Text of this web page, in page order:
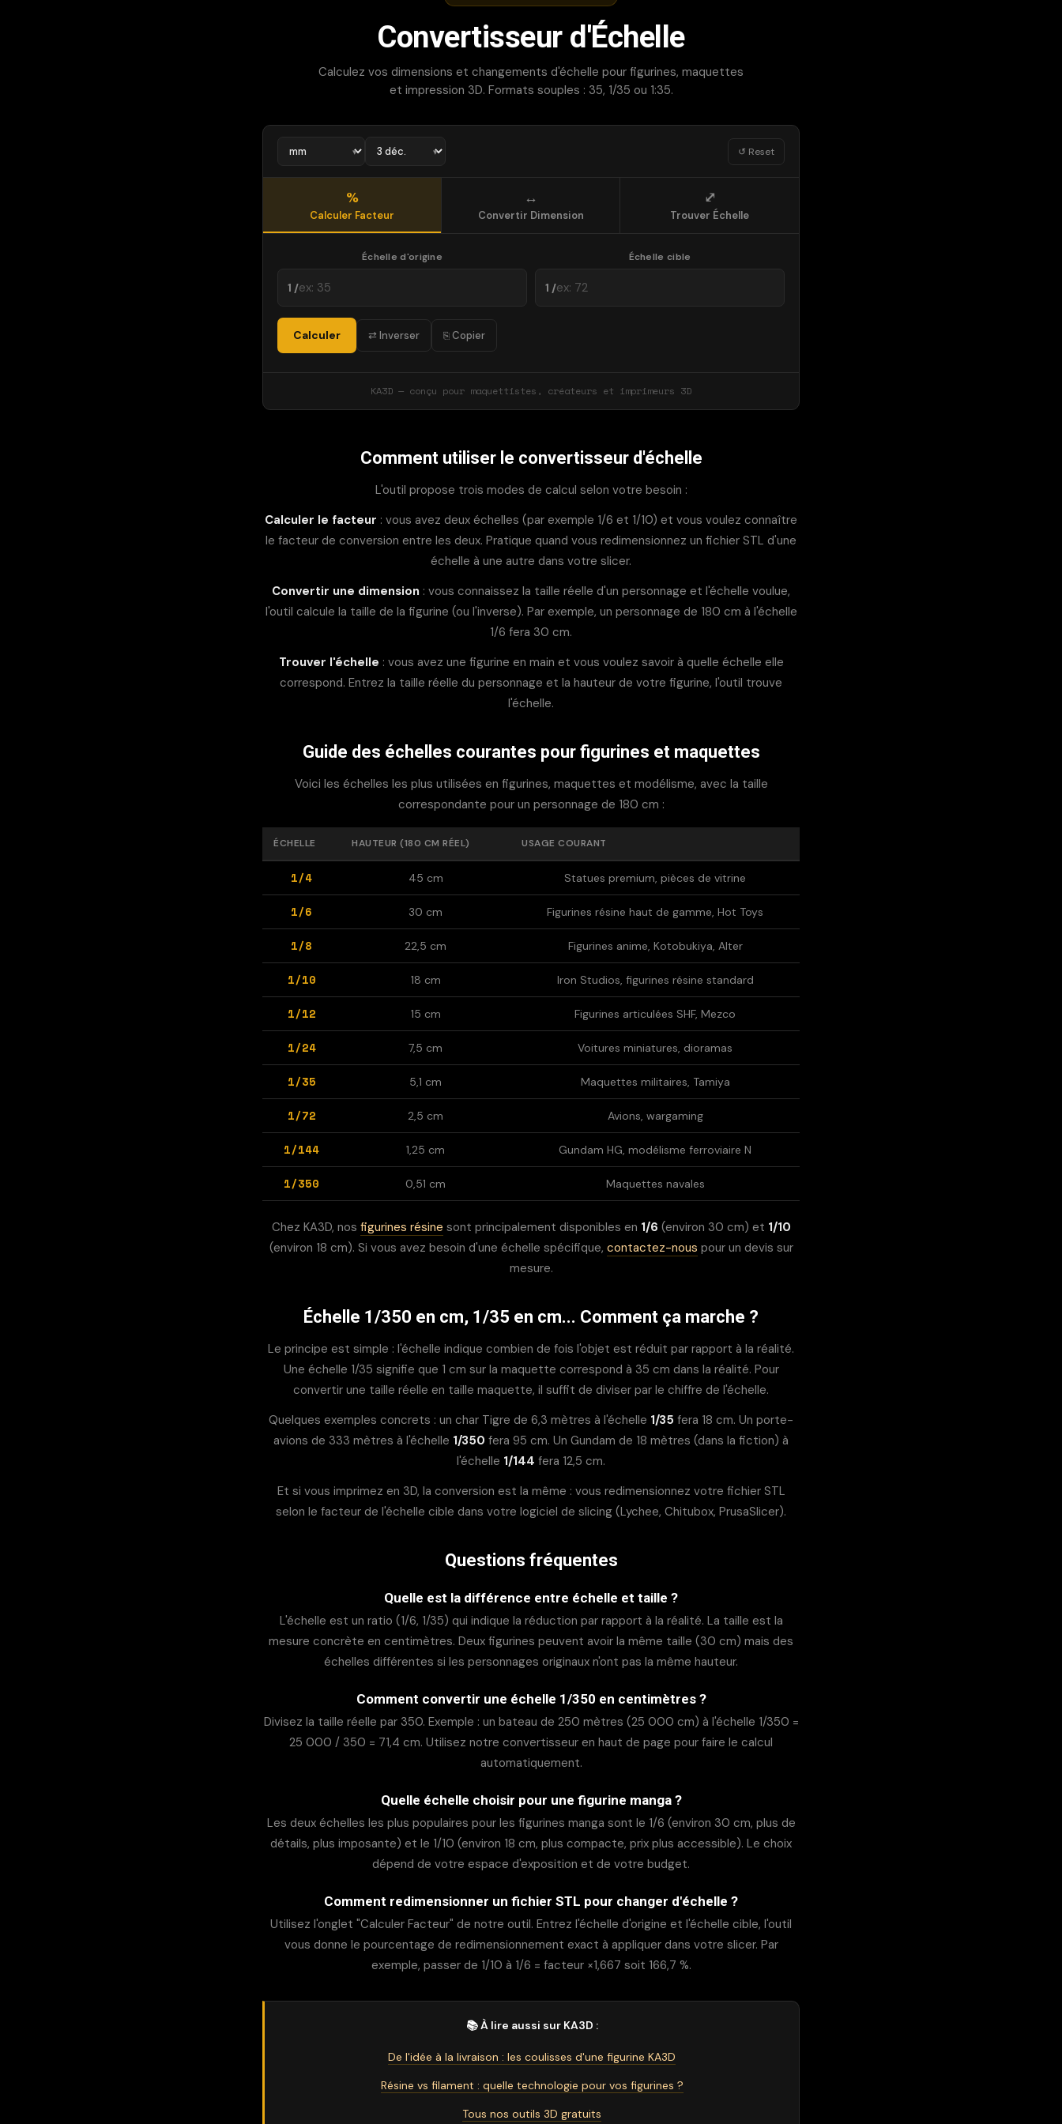
Convertisseur d'Échelle
Calculez vos dimensions et changements d'échelle pour figurines, maquettes
et impression 3D. Formats souples : 35, 1/35 ou 1:35.
↺ Reset
%
Calculer Facteur
↔
Convertir Dimension
⤢
Trouver Échelle
Échelle d'origine
1 /
Échelle cible
1 /
Calculer ⇄ Inverser ⎘ Copier
KA3D — conçu pour maquettistes, créateurs et imprimeurs 3D
Comment utiliser le convertisseur d'échelle
L'outil propose trois modes de calcul selon votre besoin :
Calculer le facteur : vous avez deux échelles (par exemple 1/6 et 1/10) et vous voulez connaître
le facteur de conversion entre les deux. Pratique quand vous redimensionnez un fichier STL d'une
échelle à une autre dans votre slicer.
Convertir une dimension : vous connaissez la taille réelle d'un personnage et l'échelle voulue,
l'outil calcule la taille de la figurine (ou l'inverse). Par exemple, un personnage de 180 cm à l'échelle
1/6 fera 30 cm.
Trouver l'échelle : vous avez une figurine en main et vous voulez savoir à quelle échelle elle
correspond. Entrez la taille réelle du personnage et la hauteur de votre figurine, l'outil trouve
l'échelle.
Guide des échelles courantes pour figurines et maquettes
Voici les échelles les plus utilisées en figurines, maquettes et modélisme, avec la taille
correspondante pour un personnage de 180 cm :
ÉCHELLE HAUTEUR (180 CM RÉEL) USAGE COURANT
1/4 45 cm Statues premium, pièces de vitrine
1/6 30 cm Figurines résine haut de gamme, Hot Toys
1/8 22,5 cm Figurines anime, Kotobukiya, Alter
1/10 18 cm Iron Studios, figurines résine standard
1/12 15 cm Figurines articulées SHF, Mezco
1/24 7,5 cm Voitures miniatures, dioramas
1/35 5,1 cm Maquettes militaires, Tamiya
1/72 2,5 cm Avions, wargaming
1/144 1,25 cm Gundam HG, modélisme ferroviaire N
1/350 0,51 cm Maquettes navales
Chez KA3D, nos figurines résine sont principalement disponibles en 1/6 (environ 30 cm) et 1/10
(environ 18 cm). Si vous avez besoin d'une échelle spécifique, contactez-nous pour un devis sur
mesure.
Échelle 1/350 en cm, 1/35 en cm... Comment ça marche ?
Le principe est simple : l'échelle indique combien de fois l'objet est réduit par rapport à la réalité.
Une échelle 1/35 signifie que 1 cm sur la maquette correspond à 35 cm dans la réalité. Pour
convertir une taille réelle en taille maquette, il suffit de diviser par le chiffre de l'échelle.
Quelques exemples concrets : un char Tigre de 6,3 mètres à l'échelle 1/35 fera 18 cm. Un porte-
avions de 333 mètres à l'échelle 1/350 fera 95 cm. Un Gundam de 18 mètres (dans la fiction) à
l'échelle 1/144 fera 12,5 cm.
Et si vous imprimez en 3D, la conversion est la même : vous redimensionnez votre fichier STL
selon le facteur de l'échelle cible dans votre logiciel de slicing (Lychee, Chitubox, PrusaSlicer).
Questions fréquentes
Quelle est la différence entre échelle et taille ?
L'échelle est un ratio (1/6, 1/35) qui indique la réduction par rapport à la réalité. La taille est la
mesure concrète en centimètres. Deux figurines peuvent avoir la même taille (30 cm) mais des
échelles différentes si les personnages originaux n'ont pas la même hauteur.
Comment convertir une échelle 1/350 en centimètres ?
Divisez la taille réelle par 350. Exemple : un bateau de 250 mètres (25 000 cm) à l'échelle 1/350 =
25 000 / 350 = 71,4 cm. Utilisez notre convertisseur en haut de page pour faire le calcul
automatiquement.
Quelle échelle choisir pour une figurine manga ?
Les deux échelles les plus populaires pour les figurines manga sont le 1/6 (environ 30 cm, plus de
détails, plus imposante) et le 1/10 (environ 18 cm, plus compacte, prix plus accessible). Le choix
dépend de votre espace d'exposition et de votre budget.
Comment redimensionner un fichier STL pour changer d'échelle ?
Utilisez l'onglet "Calculer Facteur" de notre outil. Entrez l'échelle d'origine et l'échelle cible, l'outil
vous donne le pourcentage de redimensionnement exact à appliquer dans votre slicer. Par
exemple, passer de 1/10 à 1/6 = facteur ×1,667 soit 166,7 %.
📚 À lire aussi sur KA3D :
De l'idée à la livraison : les coulisses d'une figurine KA3D
Résine vs filament : quelle technologie pour vos figurines ?
Tous nos outils 3D gratuits